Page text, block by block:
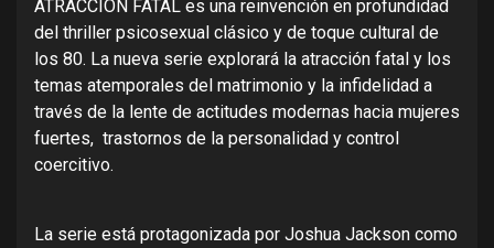
ATRACCIÓN FATAL es una reinvención en profundidad
del thriller psicosexual clásico y de toque cultural de
los 80. La nueva serie explorará la atracción fatal y los
temas atemporales del matrimonio y la infidelidad a
través de la lente de actitudes modernas hacia mujeres
fuertes, trastornos de la personalidad y control
coercitivo.
La serie está protagonizada por Joshua Jackson como